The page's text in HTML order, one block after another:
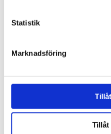
Statistik
Marknadsföring
Tillåt
Vi ser till att
ett korrekt och